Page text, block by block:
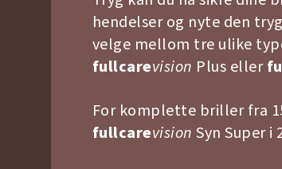
hendelser og nyte den
velge mellom tre ulike
fullcarevision Plus eller
For komplette briller fra
fullcarevision Syn Super i